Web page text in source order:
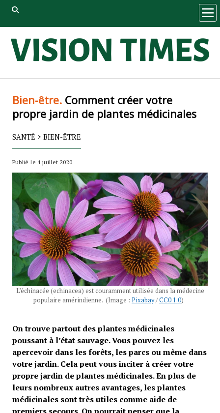
Bien-être.Comment créer votre
propre jardin de plantes médicinales
SANTÉ > BIEN-ÊTRE
Publié le 4 juillet 2020
L’échinacée (echinacea) est couramment utilisée dans la médecine
populaire amérindienne. (Image : Pixabay/CC0 1.0)
On trouve partout des plantes médicinales
poussant à l’état sauvage. Vous pouvez les
apercevoir dans les forêts, les parcs ou même dans
votre jardin. Cela peut vous inciter à créer votre
propre jardin de plantes médicinales. En plus de
leurs nombreux autres avantages, les plantes
médicinales sont très utiles comme aide de